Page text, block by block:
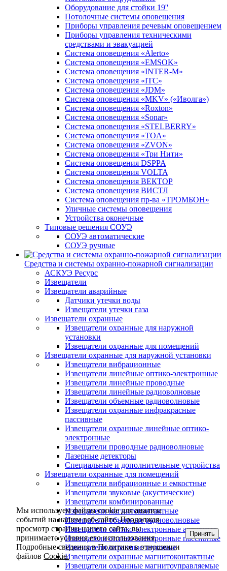
Оборудование для стойки 19''
Потолочные системы оповещения
Приборы управления речевым оповещением
Приборы управления техническими
средствами и эвакуацией
Система оповещения «Alerto»
Система оповещения «EMSOK»
Система оповещения «INTER-M»
Система оповещения «ITC»
Система оповещения «JDM»
Система оповещения «MKV» («Иволга»)
Система оповещения «Roxton»
Система оповещения «Sonar»
Система оповещения «STELBERRY»
Система оповещения «TOA»
Система оповещения «ZVON»
Система оповещения «Три Нити»
Система оповещения DSPPA
Система оповещения VOLTA
Система оповещения ВЕКТОР
Система оповещения ВИСТЛ
Система оповещения пр-ва «ТРОМБОН»
Уличные системы оповещения
Устройства оконечные
Типовые решения СОУЭ
СОУЭ автоматические
СОУЭ ручные
Средства и системы охранно-пожарной сигнализации
АСКУЭ Ресурс
Извещатели
Извещатели аварийные
Датчики утечки воды
Извещатели утечки газа
Извещатели охранные
Извещатели охранные для наружной
установки
Извещатели охранные для помещений
Извещатели охранные для наружной установки
Извещатели вибрационные
Извещатели линейные оптико-электронные
Извещатели линейные проводные
Извещатели линейные радиоволновые
Извещатели объемные радиоволновые
Извещатели охранные инфракрасные
пассивные
Извещатели охранные линейные оптико-
электронные
Извещатели проводные радиоволновые
Лазерные детекторы
Специальные и дополнительные устройства
Извещатели охранные для помещений
Извещатели вибрационные и емкостные
Извещатели звуковые (акустические)
Извещатели комбинированные
Извещатели магнитоконтактные
Извещатели объемные радиоволновые
Извещатели оптико-электронные активные
Извещатели оптико-электронные пассивные
Извещатели охранные звуковые
Извещатели охранные магнитоконтактные
Извещатели охранные магнитоуправляемые
Мы используем файлы cookie для анализа
событий на нашем веб-сайте. Продолжая
просмотр страниц нашего сайта, вы
принимаете условия его использования.
Подробные сведения в Политике в отношении
файловCookie.
Принять